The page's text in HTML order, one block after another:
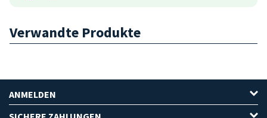
Verwandte Produkte
ANMELDEN